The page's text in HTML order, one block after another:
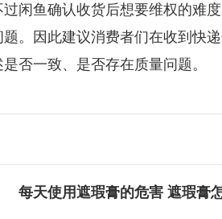
闲鱼确认收货后想要维权的难
。因此建议消费者们在收到快
否一致、是否存在质量问题。
每天使用遮瑕膏的危害 遮瑕膏